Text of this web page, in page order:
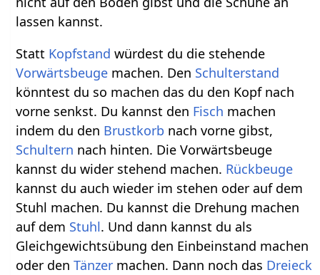
lassen kannst.
Statt Kopfstand würdest du die stehende
Vorwärtsbeuge machen. Den Schulterstand
könntest du so machen das du den Kopf nach
vorne senkst. Du kannst den Fisch machen
indem du den Brustkorb nach vorne gibst,
Schultern nach hinten. Die Vorwärtsbeuge
kannst du wider stehend machen. Rückbeuge
kannst du auch wieder im stehen oder auf dem
Stuhl machen. Du kannst die Drehung machen
auf dem Stuhl. Und dann kannst du als
Gleichgewichtsübung den Einbeinstand machen
oder denTänzer machen. Dann noch das Dreieck